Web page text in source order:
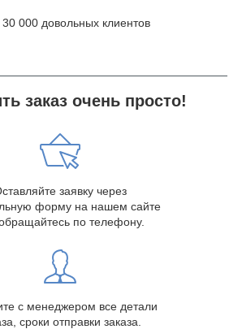
000 довольных клиентов
заказ очень просто!
заявку через
форму на нашем сайте
по телефону.
с менеджером все детали
сроки отправки заказа.